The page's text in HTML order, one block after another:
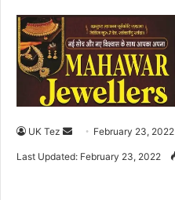
UK Tez
e
February 23, 2022
Last Updated: February 23, 2022